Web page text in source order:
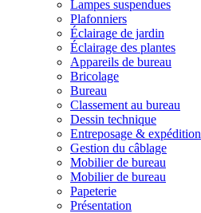
Lampes suspendues
Plafonniers
Éclairage de jardin
Éclairage des plantes
Appareils de bureau
Bricolage
Bureau
Classement au bureau
Dessin technique
Entreposage & expédition
Gestion du câblage
Mobilier de bureau
Mobilier de bureau
Papeterie
Présentation